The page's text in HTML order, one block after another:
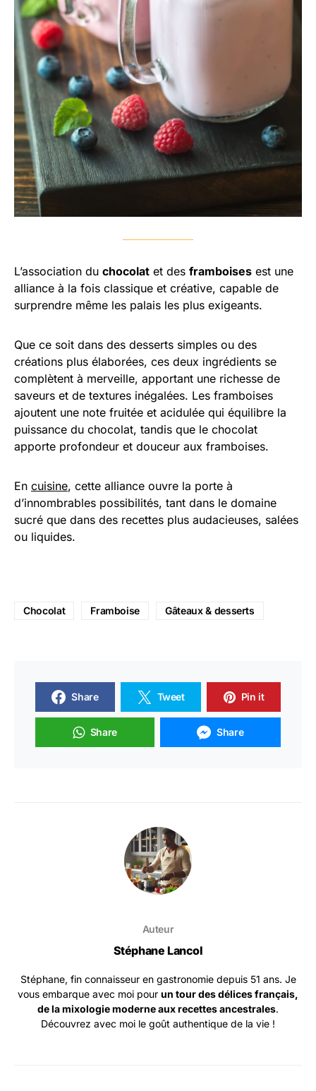
L’association du chocolat et des framboises est une
alliance à la fois classique et créative, capable de
surprendre même les palais les plus exigeants.
Que ce soit dans des desserts simples ou des
créations plus élaborées, ces deux ingrédients se
complètent à merveille, apportant une richesse de
saveurs et de textures inégalées. Les framboises
ajoutent une note fruitée et acidulée qui équilibre la
puissance du chocolat, tandis que le chocolat
apporte profondeur et douceur aux framboises.
En cuisine, cette alliance ouvre la porte à
d’innombrables possibilités, tant dans le domaine
sucré que dans des recettes plus audacieuses, salées
ou liquides.
Chocolat Framboise Gâteaux & desserts
Share Tweet Pin it
Share Share
Auteur
Stéphane Lancol
Stéphane, fin connaisseur en gastronomie depuis 51 ans. Je
vous embarque avec moi pour un tour des délices français,
de la mixologie moderne aux recettes ancestrales.
Découvrez avec moi le goût authentique de la vie !